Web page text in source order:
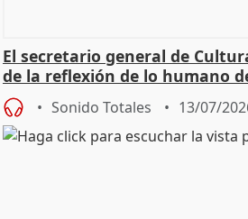
El secretario general de
de la reflexión de lo humano
Sonido Totales 13/07/